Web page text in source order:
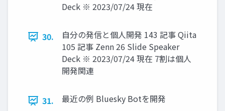
Deck ※ 2023/07/24 現在
30.
自分の発信と個人開発 143 記事 Qiita
105 記事 Zenn 26 Slide Speaker
Deck ※ 2023/07/24 現在 7割は個人
開発関連
31. 最近の例 Bluesky Botを開発